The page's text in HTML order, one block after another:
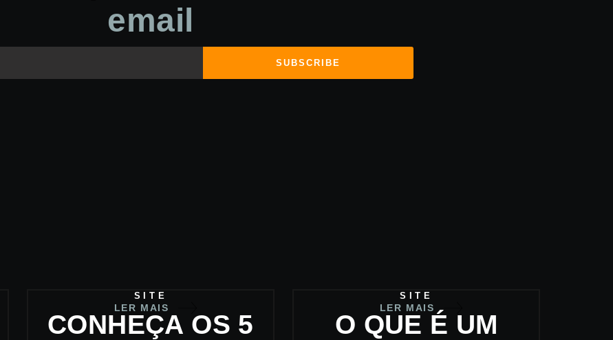
email
SUBSCRIBE
LER MAIS
SITE
CONHEÇA OS 5
LER MAIS
SITE
O QUE É UM